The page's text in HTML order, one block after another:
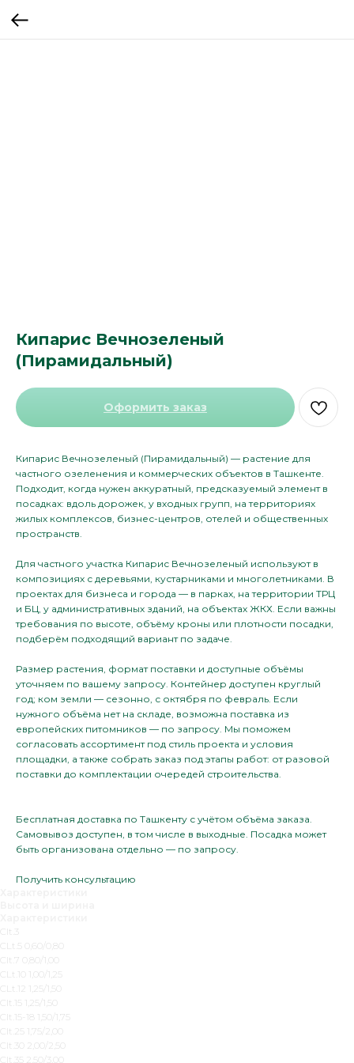
Кипарис Вечнозеленый
(Пирамидальный)
Оформить заказ
Кипарис Вечнозеленый (Пирамидальный) — растение для
частного озеленения и коммерческих объектов в Ташкенте.
Подходит, когда нужен аккуратный, предсказуемый элемент в
посадках: вдоль дорожек, у входных групп, на территориях
жилых комплексов, бизнес-центров, отелей и общественных
пространств.
Для частного участка Кипарис Вечнозеленый используют в
композициях с деревьями, кустарниками и многолетниками. В
проектах для бизнеса и города — в парках, на территории ТРЦ
и БЦ, у административных зданий, на объектах ЖКХ. Если важны
требования по высоте, объёму кроны или плотности посадки,
подберём подходящий вариант по задаче.
Размер растения, формат поставки и доступные объёмы
уточняем по вашему запросу. Контейнер доступен круглый
год; ком земли — сезонно, с октября по февраль. Если
нужного объёма нет на складе, возможна поставка из
европейских питомников — по запросу. Мы поможем
согласовать ассортимент под стиль проекта и условия
площадки, а также собрать заказ под этапы работ: от разовой
поставки до комплектации очередей строительства.
Бесплатная доставка по Ташкенту с учётом объёма заказа.
Самовывоз доступен, в том числе в выходные. Посадка может
быть организована отдельно — по запросу.
Получить консультацию
Clt.3
CLt.5 0,60/0,80
Clt.7 0,80/1,00
CLt.10 1,00/1,25
CLt.12 1,25/1,50
Clt.15 1,25/1,50
Clt.15-18 1,50/1,75
Clt.25 1,75/2,00
Clt.30 2,00/2,50
Clt.35 2,50/3,00